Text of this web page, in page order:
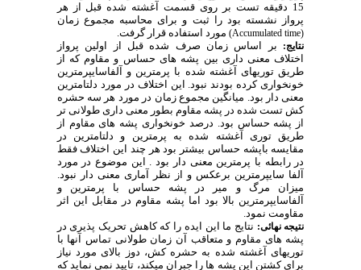
15 دقیقه تست بر روی قسمت آغشته شده قبل از هر
پرواز نشسته بود را ثبت و برای محاسبه مجموع زمان
(Accumulated time)مورد استفاده قرار گرفت.
نتایج: بر اساس زمان صرف شده قبل از اولین پرواز
اختلاف معنی داری بین پشه های حساس و مقاوم که از
طریق توریهای آغشته شده با پرمترین و آلفاسایپرمترین
خونخواری کرده بودند نبود. این اختلاف در مورد دلتامترین
معنی دار بود.
میانگین مجموع زمان در مورد هر سه حشره
کش تست شده در پشه مقاوم بطور معنی داری طولانی تر
از پشه حساس بود. درصد خونخواری پشه های مقاوم از
طریق توری آغشته شده به پرمترین و دلتامترین در
مقایسه باپشه حساس بیشتر بود هر چند این اختلاف فقط
در رابطه با پرمترین معنی دار بود . این موضوع در مورد
آلفا سایپرمترین برعکس و از نظر آماری معنی دار نبود.
میزان مرگ و میر در پشه حساس با پرمترین و
آلفاسایپرمترین بالا بود اما پشه مقاوم در مقابل این اثر
مقاومت نمود.
نتیجه نهائی: نتایج ما این ایده را که کاهش تحریک پذیری در
پشه های مقاوم و متعاقب آن زمان طولانی تماس آنها با
توریهای آغشته شده به حشره کش، دوز بالای مورد نیاز
برای کشتن این پشه ها را جبران میکند، تایید نمی نماید که